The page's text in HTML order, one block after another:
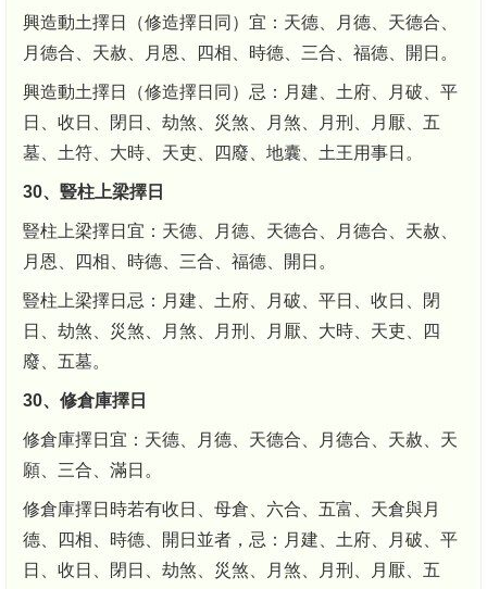
興造動土擇日（修造擇日同）宜：天德、月德、天德合、
月德合、天赦、月恩、四相、時德、三合、福德、開日。
興造動土擇日（修造擇日同）忌：月建、土府、月破、平
日、收日、閉日、劫煞、災煞、月煞、月刑、月厭、五
墓、土符、大時、天吏、四廢、地囊、土王用事日。
30、豎柱上梁擇日
豎柱上梁擇日宜：天德、月德、天德合、月德合、天赦、
月恩、四相、時德、三合、福德、開日。
豎柱上梁擇日忌：月建、土府、月破、平日、收日、閉
日、劫煞、災煞、月煞、月刑、月厭、大時、天吏、四
廢、五墓。
30、修倉庫擇日
修倉庫擇日宜：天德、月德、天德合、月德合、天赦、天
願、三合、滿日。
修倉庫擇日時若有收日、母倉、六合、五富、天倉與月
德、四相、時德、開日並者，忌：月建、土府、月破、平
日、收日、閉日、劫煞、災煞、月煞、月刑、月厭、五